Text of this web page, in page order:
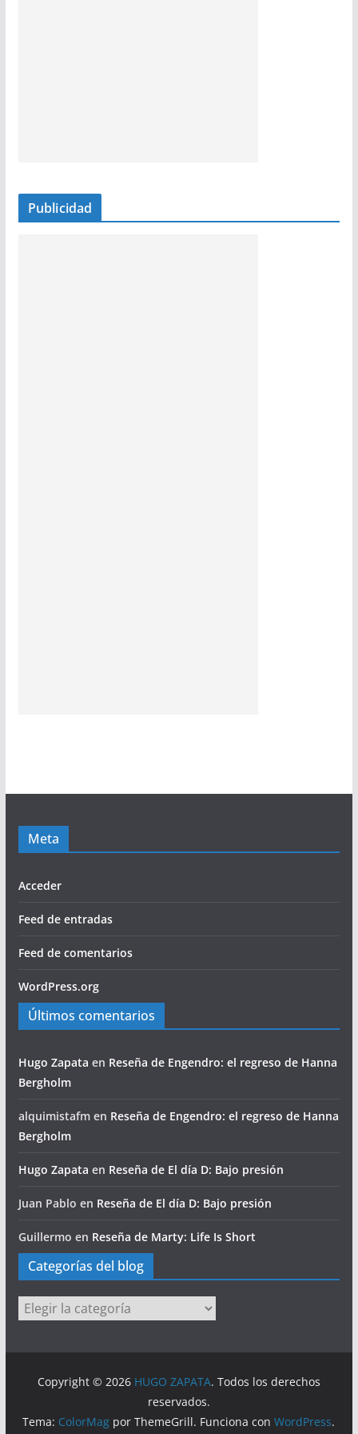
Publicidad
Meta
Acceder
Feed de entradas
Feed de comentarios
WordPress.org
Últimos comentarios
Hugo Zapata en Reseña de Engendro: el regreso de Hanna
Bergholm
alquimistafmen Reseña de Engendro: el regreso de Hanna
Bergholm
Hugo Zapata en Reseña de El día D: Bajo presión
Juan Pablo en Reseña de El día D: Bajo presión
Guillermo en Reseña de Marty: Life Is Short
Categorías del blog
Categorías
del
Copyright © 2026 HUGO ZAPATA. Todos los derechos
reservados.
Tema: ColorMag por ThemeGrill. Funciona conWordPress.